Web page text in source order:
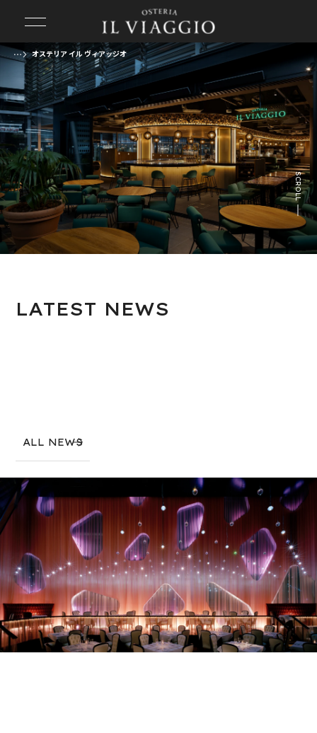
オステリア イル ヴィアッジオ
SCROLL
LATEST NEWS
ALL NEWS
前の画像 次の画像